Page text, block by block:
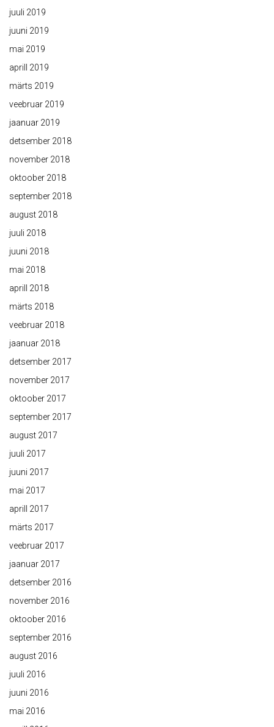
juuli 2019
juuni 2019
mai 2019
aprill 2019
märts 2019
veebruar 2019
jaanuar 2019
detsember 2018
november 2018
oktoober 2018
september 2018
august 2018
juuli 2018
juuni 2018
mai 2018
aprill 2018
märts 2018
veebruar 2018
jaanuar 2018
detsember 2017
november 2017
oktoober 2017
september 2017
august 2017
juuli 2017
juuni 2017
mai 2017
aprill 2017
märts 2017
veebruar 2017
jaanuar 2017
detsember 2016
november 2016
oktoober 2016
september 2016
august 2016
juuli 2016
juuni 2016
mai 2016